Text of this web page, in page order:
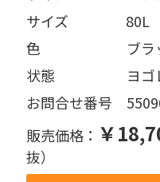
サイズ    80L
色      ブラ
状態     ヨゴ
お問合せ番号
販売価格： ￥
抜）